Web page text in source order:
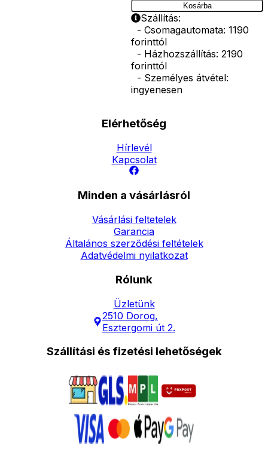
Kosárba
Szállítás:
- Csomagautomata: 1190
forinttól
- Házhozszállítás: 2190
forinttól
- Személyes átvétel:
ingyenesen
Elérhetőség
Hírlevél
Kapcsolat
Minden a vásárlásról
Vásárlási feltetelek
Garancia
Általános szerződési feltételek
Adatvédelmi nyilatkozat
Rólunk
Üzletünk
2510 Dorog,
Esztergomi út 2.
Szállítási és fizetési lehetőségek